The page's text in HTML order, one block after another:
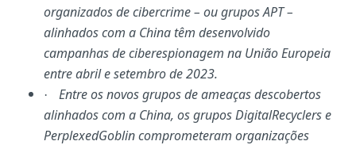
organizados de cibercrime – ou grupos APT –
alinhados com a China têm desenvolvido
campanhas de ciberespionagem na União Europeia
entre abril e setembro de 2023.
·
Entre os novos grupos de ameaças descobertos
alinhados com a China, os grupos DigitalRecyclers e
PerplexedGoblin comprometeram organizações